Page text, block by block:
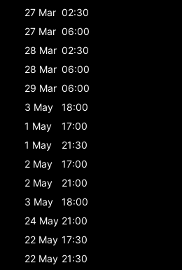
27 Mar 02:30
27 Mar 06:00
28 Mar 02:30
28 Mar 06:00
29 Mar 06:00
3 May
18:00
1 May
17:00
1 May
21:30
2 May
17:00
2 May
21:00
3 May
18:00
24 May 21:00
22 May 17:30
22 May 21:30